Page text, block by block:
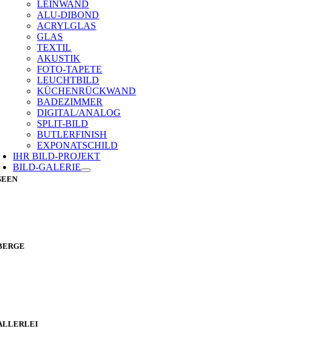
LEINWAND
ALU-DIBOND
ACRYLGLAS
GLAS
TEXTIL
AKUSTIK
FOTO-TAPETE
LEUCHTBILD
KÜCHENRÜCKWAND
BADEZIMMER
DIGITAL/ANALOG
SPLIT-BILD
BUTLERFINISH
EXPONATSCHILD
IHR BILD-PROJEKT
BILD-GALERIE